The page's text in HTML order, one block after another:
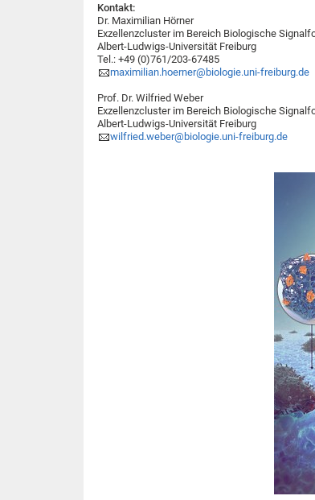
Kontakt:
Dr. Maximilian Hörner
Exzellenzcluster im Bereich Biologische
Albert-Ludwigs-Universität Freiburg
Tel.: +49 (0)761/203-67485
maximilian.hoerner@biologie.uni-freiburg.de
Prof. Dr. Wilfried Weber
Exzellenzcluster im Bereich Biologische
Albert-Ludwigs-Universität Freiburg
wilfried.weber@biologie.uni-freiburg.de